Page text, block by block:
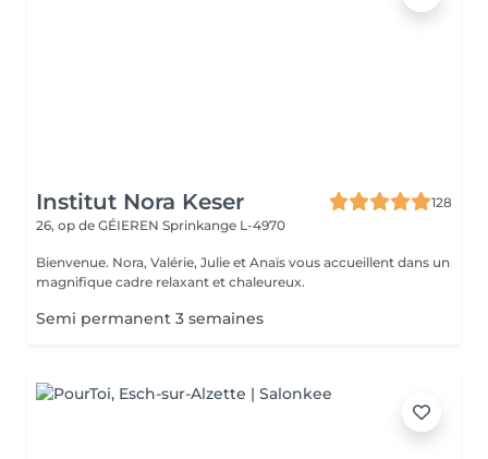
Institut Nora Keser
128
26, op de GÉIEREN Sprinkange L-4970
Bienvenue. Nora, Valérie, Julie et Anaïs vous accueillent dans un
magnifique cadre relaxant et chaleureux.
Semi permanent 3 semaines